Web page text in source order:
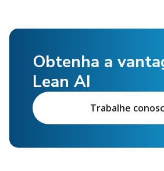
Obtenha a
Lean AI
Trabalhe